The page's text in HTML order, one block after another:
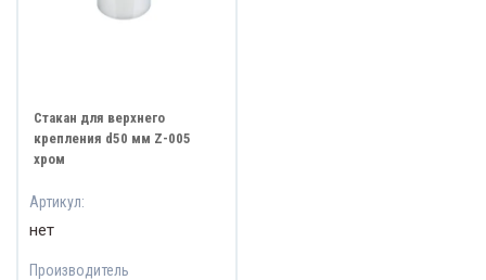
Стакан для верхнего
крепления d50 мм Z-005
хром
Артикул:
нет
Производитель